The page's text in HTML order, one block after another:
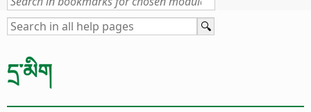
དྲ་མིག